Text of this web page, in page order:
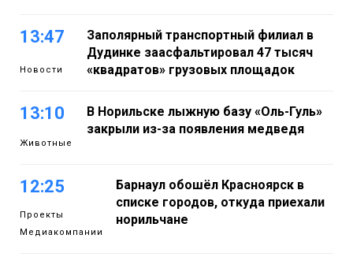
13:47
Новости
Заполярный транспортный филиал в
Дудинке заасфальтировал 47 тысяч
«квадратов» грузовых площадок
13:10
Животные
В Норильске лыжную базу «Оль-Гуль»
закрыли из-за появления медведя
12:25
Проекты
Медиакомпании
Барнаул обошёл Красноярск в
списке городов, откуда приехали
норильчане